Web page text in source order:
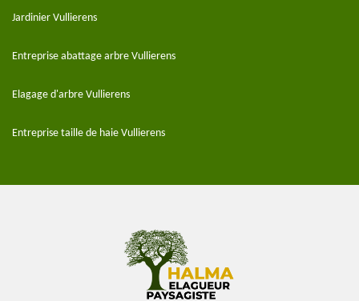
Jardinier Vullierens
Entreprise abattage arbre Vullierens
Elagage d'arbre Vullierens
Entreprise taille de haie Vullierens